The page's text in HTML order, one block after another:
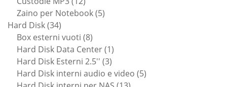
prodotti
Zaino per Notebook 55
Hard Disk 3434
prodotti
Box esterni vuoti 88
prodotti
Hard Disk Data Center 11
prodotto
Hard Disk Esterni 2.5'' 33
prodotti
Hard Disk interni audio e video 55